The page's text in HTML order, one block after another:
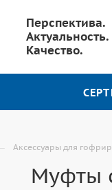
Перспектива.
Актуальность.
Качество.
Аксессуары для
Муфты